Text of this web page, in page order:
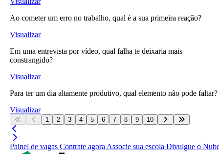
Ao cometer um erro no trabalho, qual é a sua primeira reação?
Visualizar
Em uma entrevista por vídeo, qual falha te deixaria mais
constrangido?
Visualizar
Para ter um dia altamente produtivo, qual elemento não pode faltar?
Visualizar
1 2 3 4 5 6 7 8 9 10
Painel de vagas Contrate agora Associe sua escola Divulgue o